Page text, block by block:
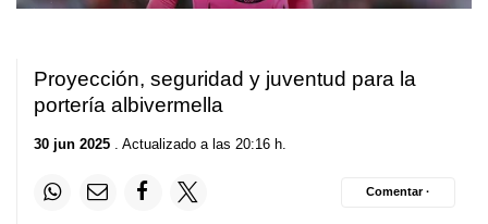
Proyección, seguridad y juventud para la
portería albivermella
30 jun 2025 . Actualizado a las 20:16 h.
Comentar ·